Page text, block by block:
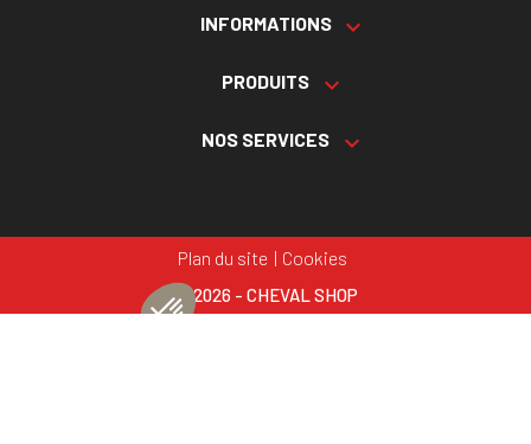
INFORMATIONS 
PRODUITS 
NOS SERVICES 
Plan du site Cookies
© 2026 - CHEVAL SHOP